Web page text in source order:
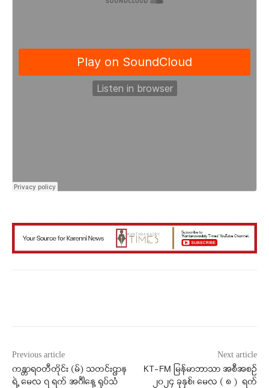
Previous article
ကန္တာရဝတီတိုင်း (မ်) သတင်းဌာန
ရဲ့ မေလ ၇ ရက် အင်္ဂါနေ့ ရုပ်သံ
Next article
KT-FM မြန်မာဘာသာ အစီအစဉ်
၂၀၂၄ ခုနှစ်၊ မေလ ( ၈ ) ရက်